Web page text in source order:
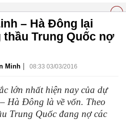
– Hà Đông lại
thầu Trung Quốc nợ
Minh | 08:33 03/03/2016
lớn nhất hiện nay của dự
Hà Đông là về vốn. Theo
Trung Quốc đang nợ các